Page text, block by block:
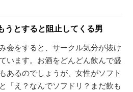
うとすると阻止してくる男
会をすると、サークル気分が抜け
います。お酒をどんどん飲んで盛
あるのでしょうが、女性がソフト
「え？なんでソフドリ？まだ飲も